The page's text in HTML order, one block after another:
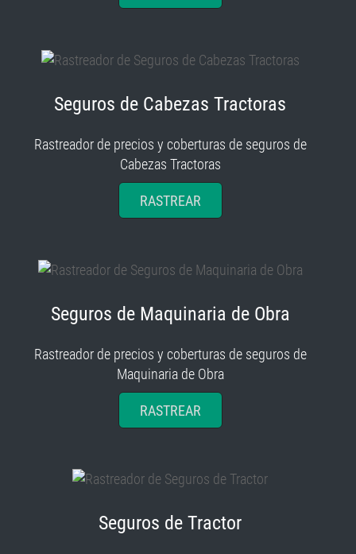
Seguros de Cabezas Tractoras
Rastreador de precios y coberturas de seguros de
Cabezas Tractoras
RASTREAR
Seguros de Maquinaria de Obra
Rastreador de precios y coberturas de seguros de
Maquinaria de Obra
RASTREAR
Seguros de Tractor